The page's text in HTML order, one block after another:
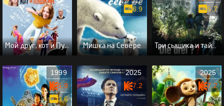
Мой друг, кот и Пушкин Мишка на Севере
6.9
Три сыщика и тайна замка ужасов
5.7
1999
5.9
3.6
2025
7.2
2025
7.2